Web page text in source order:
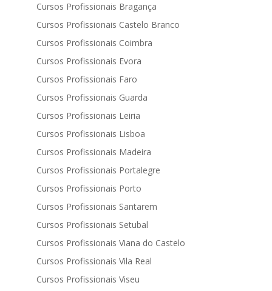
Cursos Profissionais Bragança
Cursos Profissionais Castelo Branco
Cursos Profissionais Coimbra
Cursos Profissionais Evora
Cursos Profissionais Faro
Cursos Profissionais Guarda
Cursos Profissionais Leiria
Cursos Profissionais Lisboa
Cursos Profissionais Madeira
Cursos Profissionais Portalegre
Cursos Profissionais Porto
Cursos Profissionais Santarem
Cursos Profissionais Setubal
Cursos Profissionais Viana do Castelo
Cursos Profissionais Vila Real
Cursos Profissionais Viseu